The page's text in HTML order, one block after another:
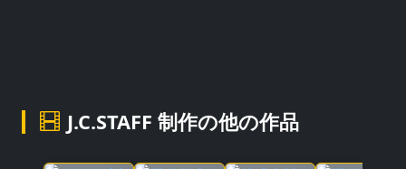
J.C.STAFF 制作の他の作品